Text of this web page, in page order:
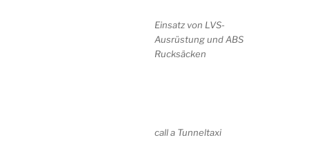
Einsatz von LVS-
Ausrüstung und ABS
Rucksäcken
call a Tunneltaxi